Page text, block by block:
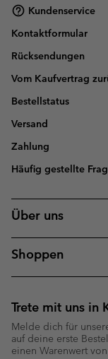
Kundenservice
Kontaktformular
Rücksendungen
Vom Kaufvertrag
Bestellstatus
Versand
Zahlung
Häufig gestellte
Über uns
Shoppen
Trete mit uns in
Melde dich für
auf deine erste
einen Warenwert